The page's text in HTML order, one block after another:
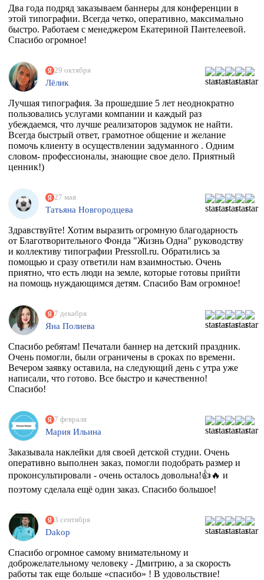
Два года подряд заказываем баннеры для конференции в
этой типографии. Всегда четко, оперативно, максимально
быстро. Работаем с менеджером Екатериной Пантелеевой.
Спасибо огромное!
29 октября
Лёлик
Лучшая типография. За прошедшие 5 лет неоднократно
пользовались услугами компании и каждый раз
убеждаемся, что лучше реализаторов задумок не найти.
Всегда быстрый ответ, грамотное общение и желание
помочь клиенту в осуществлении задуманного . Одним
словом- профессионалы, знающие свое дело. Приятный
ценник!)
27 мая
Татьяна Новгородцева
Здравствуйте! Хотим выразить огромную благодарность
от Благотворительного Фонда "Жизнь Одна" руководству
и коллективу типографии Pressroll.ru. Обратились за
помощью и сразу ответили нам взаимностью. Очень
приятно, что есть люди на земле, которые готовы прийти
на помощь нуждающимся детям. Спасибо Вам огромное!
7 декабря
Яна Полиева
Спасибо ребятам! Печатали баннер на детский праздник.
Очень помогли, были ограничены в сроках по времени.
Вечером заявку оставила, на следующий день с утра уже
написали, что готово. Все быстро и качественно!
Спасибо!
7 февраля
Мария Ильина
Заказывала наклейки для своей детской студии. Очень
оперативно выполнен заказ, помогли подобрать размер и
проконсультировали - очень осталось довольна!👍🔥 и
поэтому сделала ещё один заказ. Спасибо большое!
3 сентября
Dakop
Спасибо огромное самому внимательному и
доброжелательному человеку - Дмитрию, а за скорость
работы так еще больше «спасибо» ! В удовольствие!